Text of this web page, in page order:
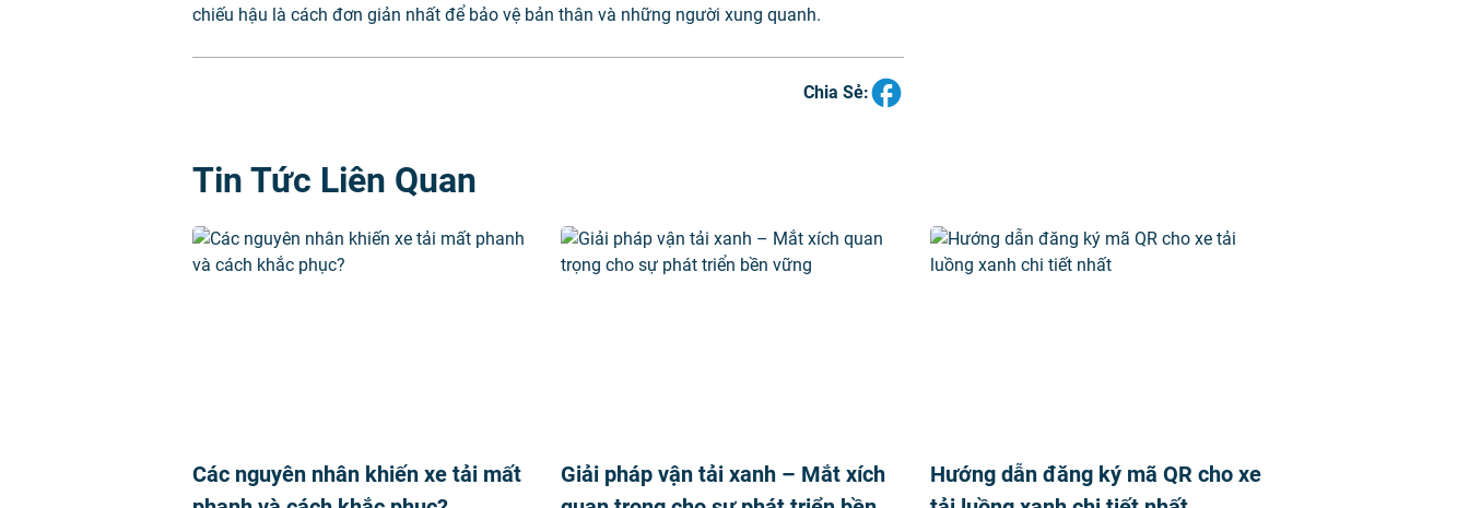
chiếu hậu là cách đơn giản nhất để bảo vệ bản thân và những người xung quanh.
Chia Sẻ:
Tin Tức Liên Quan
Các nguyên nhân khiến xe tải mất
Giải pháp vận tải xanh – Mắt xích
Hướng dẫn đăng ký mã QR cho xe